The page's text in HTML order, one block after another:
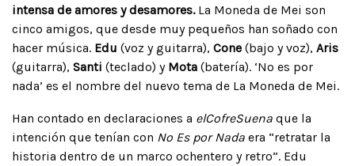
intensa de amores y desamores.La Moneda de Mei son
cinco amigos, que desde muy pequeños han soñado con
hacer música. Edu (voz y guitarra), Cone (bajo y voz), Aris
(guitarra), Santi (teclado) y Mota (batería). ‘No es por
nada’ es el nombre del nuevo tema de La Moneda de Mei.
Han contado en declaraciones a elCofreSuena que la
intención que tenían con No Es por Nada era “retratar la
historia dentro de un marco ochentero y retro”. Edu